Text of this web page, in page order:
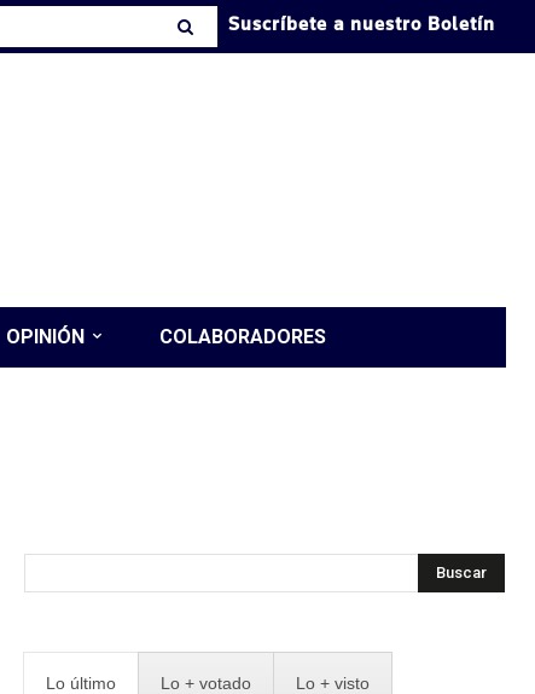
Suscríbete a nuestro Boletín
OPINIÓN COLABORADORES
Buscar
Lo último Lo + votado Lo + visto